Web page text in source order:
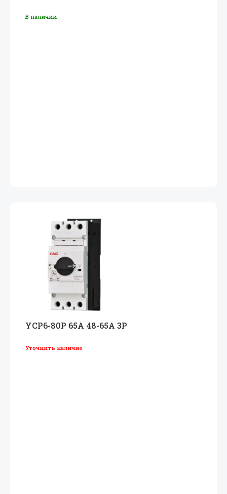
В наличии
YCP6-80P 65A 48-65A 3P
Уточнить наличие